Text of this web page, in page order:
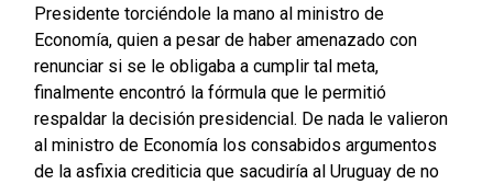
Presidente torciéndole la mano al ministro de
Economía, quien a pesar de haber amenazado con
renunciar si se le obligaba a cumplir tal meta,
finalmente encontró la fórmula que le permitió
respaldar la decisión presidencial. De nada le valieron
al ministro de Economía los consabidos argumentos
de la asfixia crediticia que sacudiría al Uruguay de no